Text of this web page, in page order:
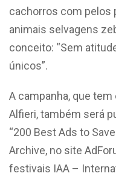
cachorros com pelos
animais selvagens
conceito: “Sem
únicos”.
A campanha, que
Alfieri, também será
“200 Best Ads to
Archive, no site
festivais IAA –